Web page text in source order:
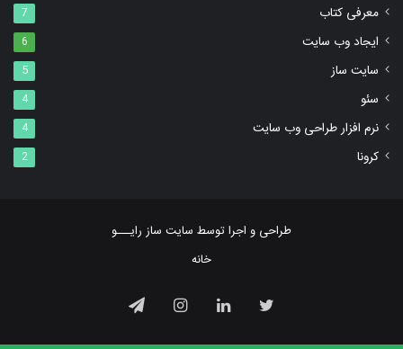
معرفی کتاب 7
ایجاد وب سایت 6
سایت ساز 5
سئو 4
نرم افزار طراحی وب سایت 4
کرونا 2
طراحی و اجرا توسط ‌سایت ساز رایـــو
خانه
توییتر لینکداین اینستاگرام